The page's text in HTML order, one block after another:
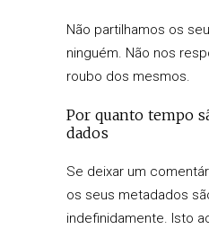
Não partilhamos os
ninguém. Não nos
roubo dos mesmos.
Por quanto tempo
dados
Se deixar um
os seus metadados
indefinidamente. Isto